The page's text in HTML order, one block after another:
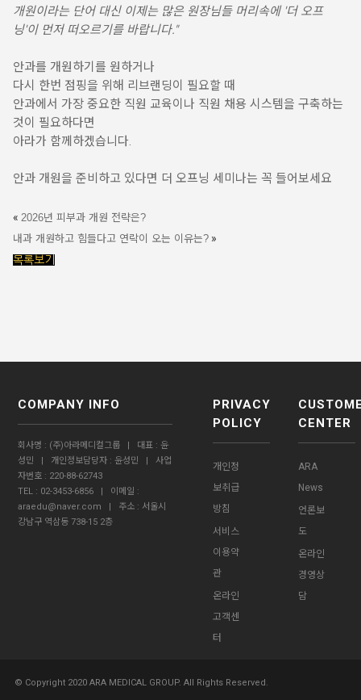
개원이라는 단어 대신 이제는 많은 원장님들 머리속에 '더 오프
닝'이 먼저 떠오르기를 바랍니다."
안과를 개원하기를 원하거나
다시 한번 점핑을 위해 리브랜딩이 필요할 때
안과에서 가장 중요한 직원 교육이나 직원 채용 시스템을 구축하는
것이 필요하다면
아라가 함께하겠습니다.
안과 개원을 준비하고 있다면 더 오프닝 세미나는 꼭 들어보세요
« 2026년 피부과 개원 전략은?
내과 개원하고 힘들다고 연락이 오는 이유는? »
목록보기
COMPANY INFO
회사명 : (주)아라메디컬그룹 | 대표 : 윤
성민 | 개인정보담당자 : 윤성민 | 사업
자번호 : 220-88-62743
TEL : 02-3453-6856 | 이메일 :
araedu@naver.com | 주소 : 서울시
강남구 역삼동 738-15 2층
PRIVACY
POLICY
개인정
보취급
방침
서비스
이용약
관
온라인
고객센
터
CENTER
ARA
News
언론보
도
온라인
경영상
담
© Copyright 2020 ARA MEDICAL GROUP. All Rights Reserved.